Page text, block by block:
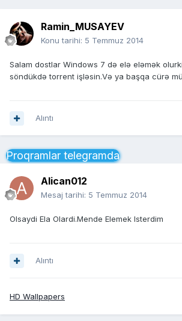
Ramin_MUSAYEV
Konu tarihi: 5 Temmuz 2014
Salam dostlar Windows 7 də elə eləmək
söndükdə torrent işləsin.Və ya başqa cürə
Alıntı
Proqramlar telegramda
Alican012
Mesaj tarihi: 5 Temmuz 2014
Olsaydi Ela Olardi.Mende Elemek Isterdim
Alıntı
HD Wallpapers